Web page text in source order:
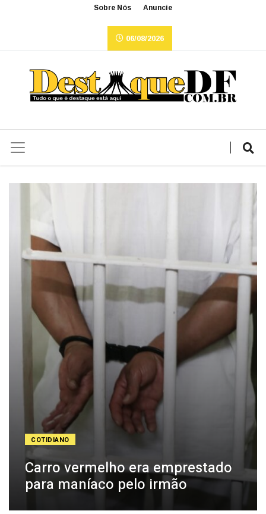
Sobre Nós Anuncie
06/08/2026
COTIDIANO
Carro vermelho era emprestado
para maníaco pelo irmão